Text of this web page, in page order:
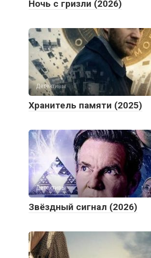
Ночь с гризли (2026)
Детективы
Хранитель памяти (2025)
Детективы
Звёздный сигнал (2026)